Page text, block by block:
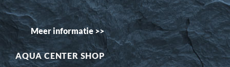
Meer informatie >>
AQUA CENTER SHOP